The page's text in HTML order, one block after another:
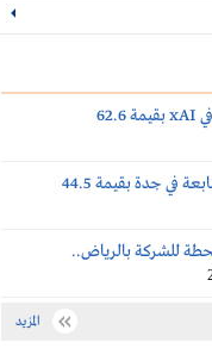
ساسكو تحقق ربح فرق تقييم من استثمارها في xAI بقيمة 62.6
ساسكو تبيع أرضاً مملوكة لإحدى شركاتها التابعة في جدة بقيمة 44.5
للشركة بالرياض..
المزيد